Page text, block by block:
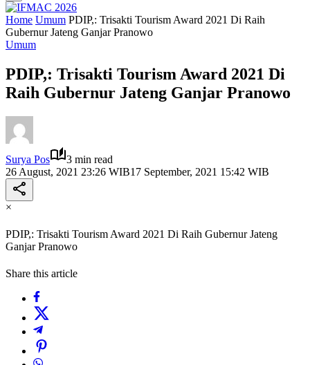
Home Umum PDIP,: Trisakti Tourism Award 2021 Di Raih
Gubernur Jateng Ganjar Pranowo
Umum
PDIP,: Trisakti Tourism Award 2021 Di
Raih Gubernur Jateng Ganjar Pranowo
Surya Pos
3 min read
26 August, 2021 23:26 WIB17 September, 2021 15:42 WIB
×
PDIP,: Trisakti Tourism Award 2021 Di Raih Gubernur Jateng
Ganjar Pranowo
Share this article